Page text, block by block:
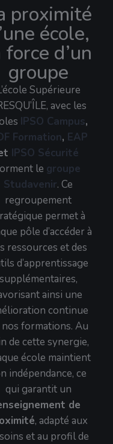
proximité
école,
force d’un
groupe
Supérieure
avec les
IPSO Campus,
Formation, EAP
IPSO Sécurité
le groupe
Studavenir. Ce
regroupement
permet à
pôle d’accéder à
ressources et des
d’apprentissage
supplémentaires,
ainsi une
continue
nos formations. Au
de cette synergie,
école maintient
indépendance, ce
qui garantit un
de
, adapté aux
et au profil de